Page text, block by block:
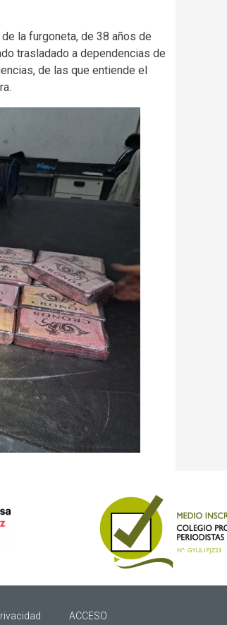
la furgoneta, de 38 años de
trasladado a dependencias de
de las que entiende el
ACCESO